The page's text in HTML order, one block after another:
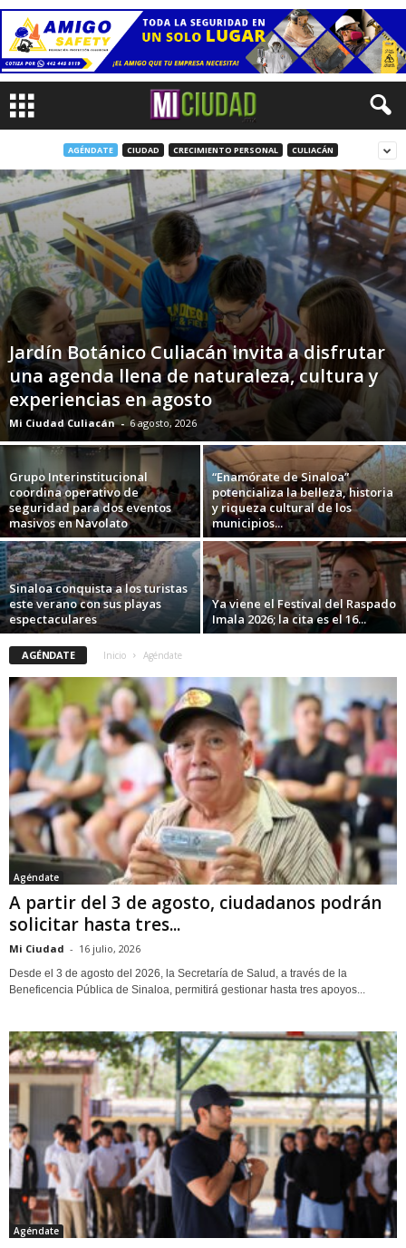
AGÉNDATE CIUDAD CRECIMIENTO PERSONAL CULIACÁN
Jardín Botánico Culiacán invita a disfrutar
una agenda llena de naturaleza, cultura y
experiencias en agosto
Mi Ciudad Culiacán - 6 agosto, 2026
Grupo Interinstitucional
coordina operativo de
seguridad para dos eventos
masivos en Navolato
“Enamórate de Sinaloa”
potencializa la belleza, historia
y riqueza cultural de los
municipios...
Sinaloa conquista a los turistas
este verano con sus playas
espectaculares
Ya viene el Festival del Raspado
Imala 2026; la cita es el 16...
AGÉNDATE Inicio Agéndate
Agéndate
A partir del 3 de agosto, ciudadanos podrán
solicitar hasta tres...
Mi Ciudad - 16 julio, 2026
Desde el 3 de agosto del 2026, la Secretaría de Salud, a través de la
Beneficencia Pública de Sinaloa, permitirá gestionar hasta tres apoyos...
Agéndate